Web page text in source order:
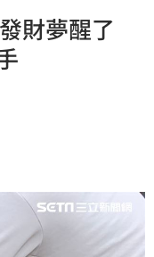
財夢醒了